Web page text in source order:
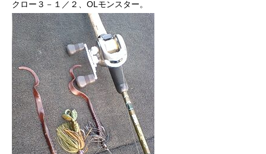
クロー３－１／２、OLモンスター。